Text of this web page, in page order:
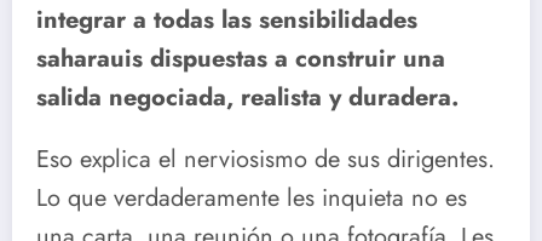
integrar a todas las sensibilidades
saharauis dispuestas a construir una
salida negociada, realista y duradera.
Eso explica el nerviosismo de sus dirigentes.
Lo que verdaderamente les inquieta no es